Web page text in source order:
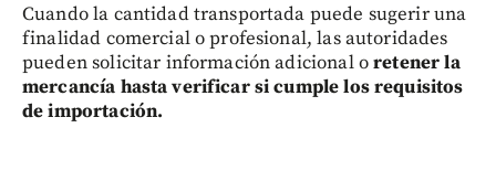
Cuando la cantidad transportada puede sugerir una
finalidad comercial o profesional, las autoridades
pueden solicitar información adicional oretener la
mercancía hasta verificar si cumple los requisitos
de importación.